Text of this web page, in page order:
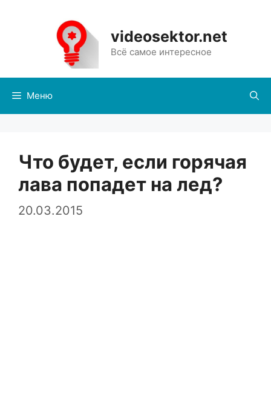
содержимому
videosektor.net
Всё самое интересное
Меню
Что будет, если горячая
лава попадет на лед?
20.03.2015